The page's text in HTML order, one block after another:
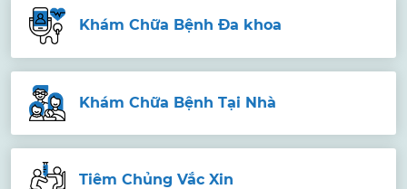
Khám Chữa Bệnh Đa khoa
Khám Chữa Bệnh Tại Nhà
Tiêm Chủng Vắc Xin